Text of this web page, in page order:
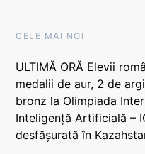
CELE MAI NOI
ULTIMĂ ORĂ Elevii
medalii de aur, 2 de
bronz la Olimpiada
Inteligență Artificială –
desfășurată în